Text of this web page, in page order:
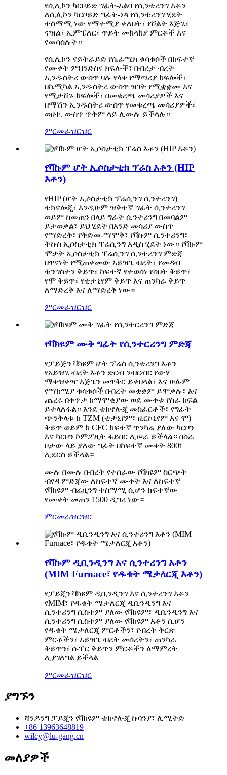
የሲሊኮን ካርቦይድ ግፊት-አልባ የሲንቴሪንግ እቶን
ለሲሊኮን ካርቦይድ ግፊት-ነጻ የሲንቴሪንግ ሂደት
ተስማሚ ነው የማተሚያ ቀለበት፣ የሾልት እጅጌ፣
ኖዝል፣ ኢምፔለር፣ ጥይት መከላከያ ምርቶች እና
የመሳሰሉት።
የሲሊኮን ናይትራይድ የሴራሚክ ቁሳቁሶች በከፍተኛ
የሙቀት ምህንድስና ክፍሎች፣ በብረታ ብረት
ኢንዱስትሪ ውስጥ ባሉ የላቀ የማጣሪያ ክፍሎች፣
በኬሚካል ኢንዱስትሪ ውስጥ ዝገት የሚቋቋሙ እና
የሚታሸጉ ክፍሎች፣ በመቁረጫ መሳሪያዎች እና
በማሽን ኢንዱስትሪ ውስጥ የመቁረጫ መሳሪያዎች፣
ወዘተ. ውስጥ ጥቅም ላይ ሊውሉ ይችላሉ።
ምርመራዝርዝር
የቫኩም ሆት ኢሶስታቲክ ፕሬስ እቶን (HIP
እቶን)
የHIP (ሆት ኢሶስታቲክ ፕሬሲንግ ሲንተሪንግ)
ቴክኖሎጂ፣ እንዲሁም ዝቅተኛ ግፊት ሲንተሪንግ
ወይም ከመጠን በላይ ግፊት ሲንተሪንግ በመባልም
ይታወቃል፣ ይህ ሂደት በአንድ መሳሪያ ውስጥ
የማድረቅ፣ የቅድመ-ማሞቅ፣ የቫኩም ሲንተሪንግ፣
ትኩስ ኢሶስታቲክ ፕሬሲንግ አዲስ ሂደት ነው። የቫኩም
ሞቃት ኢሶስታቲክ ፕሬሲንግ ሲንተሪንግ ምድጃ
በዋናነት የሚጠቀመው አይዝጌ ብረት፣ የመዳብ
ቱንግስተን ቅይጥ፣ ከፍተኛ የተወሰነ የስበት ቅይጥ፣
የሞ ቅይጥ፣ የቲታኒየም ቅይጥ እና ጠንካራ ቅይጥ
ለማድረቅ እና ለማድረቅ ነው።
ምርመራዝርዝር
የቫክዩም ሙቅ ግፊት የሲንተርሪንግ ምድጃ
የፓይጅን ቫክዩም ሆት ፕሬስ ሲንቴሪንግ እቶን
የአይዝጌ ብረት እቶን ድርብ ንብርብር የውሃ
ማቀዝቀዣ እጅጌን መዋቅር ይቀበላል፣ እና ሁሉም
የማከሚያ ቁሳቁሶች በብረት መቋቋም ይሞቃሉ፣ እና
ጨረሩ በቀጥታ ከማሞቂያው ወደ ሙቀቱ የስራ ክፍል
ይተላለፋል። እንደ ቴክኖሎጂ መስፈርቶች፣ የግፊት
ጭንቅላቱ ከ TZM (ቲታኒየም፣ ዚርኮኒየም እና ሞ)
ቅይጥ ወይም ከ CFC ከፍተኛ ጥንካሬ ያለው ካርቦን
እና ካርቦን ኮምፖዚት ፋይበር ሊሠራ ይችላል። በስራ
ቦታው ላይ ያለው ግፊት በከፍተኛ ሙቀት 800t
ሊደርስ ይችላል።
ሙሉ በሙሉ በብረት የተሰራው የቫክዩም ስርጭት
ብየዳ ምድጃው ለከፍተኛ ሙቀት እና ለከፍተኛ
የቫክዩም ብሬዚንግ ተስማሚ ሲሆን ከፍተኛው
የሙቀት መጠን 1500 ዲግሪ ነው።
ምርመራዝርዝር
የቫኩም ዲቢንዲንግ እና ሲንተሪንግ እቶን
(MIM Furnace፣ የዱቄት ሜታለርጂ እቶን)
የፓይጂን ቫክዩም ዲቢንዲንግ እና ሲንተሪንግ እቶን
የMIM፣ የዱቄት ሜታለርጂ ዲቢንዲንግ እና
ሲንተሪንግ ሲስተም ያለው የቫክዩም፣ ዲቢንዲንግ እና
ሲንተሪንግ ሲስተም ያለው የቫክዩም እቶን ሲሆን
የዱቄት ሜታለርጂ ምርቶችን፣ የብረት ቅርጽ
ምርቶችን፣ አይዝጌ ብረት መሰረትን፣ ጠንካራ
ቅይጥን፣ ሱፐር ቅይጥን ምርቶችን ለማምረት
ሊያገለግል ይችላል
ምርመራዝርዝር
ያግኙን
ሻንዶንግ ፓይጂን የቫክዩም ቴክኖሎጂ ኩባንያ፣ ሊሚትድ
+86 13963648819
wilcy@lu-gang.cn
መለያዎች